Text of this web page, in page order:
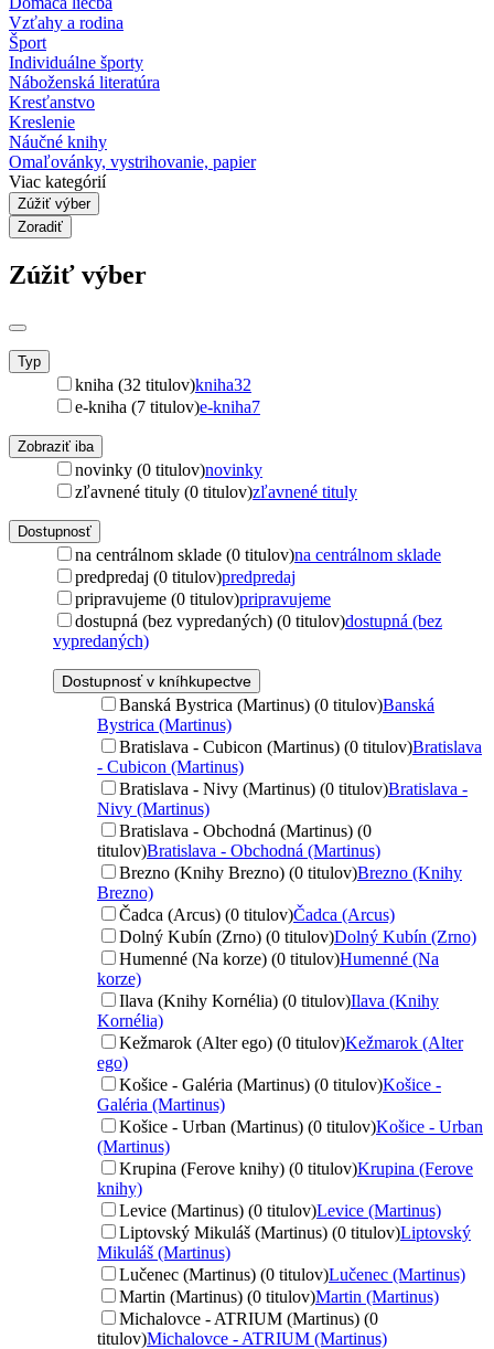
Vzťahy a rodina
Šport
Individuálne športy
Náboženská literatúra
Kresťanstvo
Kreslenie
Náučné knihy
Omaľovánky, vystrihovanie, papier
Viac kategórií
Zúžiť výber
Zoradiť
Zúžiť výber
Typ
kniha (32 titulov)kniha32
e-kniha (7 titulov)e-kniha7
Zobraziť iba
novinky (0 titulov)novinky
zľavnené tituly (0 titulov)zľavnené tituly
Dostupnosť
na centrálnom sklade (0 titulov)na centrálnom sklade
predpredaj (0 titulov)predpredaj
pripravujeme (0 titulov)pripravujeme
dostupná (bez vypredaných) (0 titulov)dostupná (bez
vypredaných)
Dostupnosť v kníhkupectve
Banská Bystrica (Martinus) (0 titulov)Banská
Bystrica (Martinus)
Bratislava - Cubicon (Martinus) (0 titulov)Bratislava
- Cubicon (Martinus)
Bratislava - Nivy (Martinus) (0 titulov)Bratislava -
Nivy (Martinus)
Bratislava - Obchodná (Martinus) (0
titulov)Bratislava - Obchodná (Martinus)
Brezno (Knihy Brezno) (0 titulov)Brezno (Knihy
Brezno)
Čadca (Arcus) (0 titulov)Čadca (Arcus)
Dolný Kubín (Zrno) (0 titulov)Dolný Kubín (Zrno)
Humenné (Na korze) (0 titulov)Humenné (Na
korze)
Ilava (Knihy Kornélia) (0 titulov)Ilava (Knihy
Kornélia)
Kežmarok (Alter ego) (0 titulov)Kežmarok (Alter
ego)
Košice - Galéria (Martinus) (0 titulov)Košice -
Galéria (Martinus)
Košice - Urban (Martinus) (0 titulov)Košice - Urban
(Martinus)
Krupina (Ferove knihy) (0 titulov)Krupina (Ferove
knihy)
Levice (Martinus) (0 titulov)Levice (Martinus)
Liptovský Mikuláš (Martinus) (0 titulov)Liptovský
Mikuláš (Martinus)
Lučenec (Martinus) (0 titulov)Lučenec (Martinus)
Martin (Martinus) (0 titulov)Martin (Martinus)
Michalovce - ATRIUM (Martinus) (0
titulov)Michalovce - ATRIUM (Martinus)